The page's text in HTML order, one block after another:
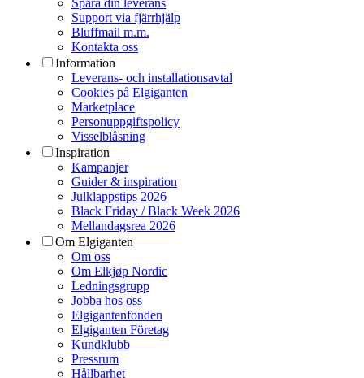
Spåra din leverans
Support via fjärrhjälp
Bluffmail m.m.
Kontakta oss
Information
Leverans- och installationsavtal
Cookies på Elgiganten
Marketplace
Personuppgiftspolicy
Visselblåsning
Inspiration
Kampanjer
Guider & inspiration
Julklappstips 2026
Black Friday / Black Week 2026
Mellandagsrea 2026
Om Elgiganten
Om oss
Om Elkjøp Nordic
Ledningsgrupp
Jobba hos oss
Elgigantenfonden
Elgiganten Företag
Kundklubb
Pressrum
Hållbarhet